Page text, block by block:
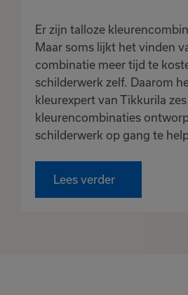
Er zijn talloze
Maar soms lijkt het vinden
combinatie meer tijd te
schilderwerk zelf. Daarom
kleurexpert van Tikkurila
kleurencombinaties
schilderwerk op gang te
Lees verder